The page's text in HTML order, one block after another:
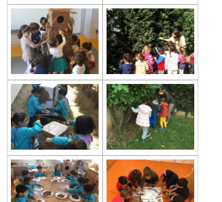
29 Ekim Cumhuriyet Bayramı
Dünya Toprak Günü
Kitap Okuma Etkinliği
Gems Yumurtalar
Çevre Anaokulları Veli Akademisi
Bir “Dünya” Kitap
Öğrencilerimiz Yeni Yıla Hazır
Halk Ekmek Fabrikasındayız
Ayın Ünlüsü Mimar Sinan
Bir Kümes Müzikali
Parmak İzleri